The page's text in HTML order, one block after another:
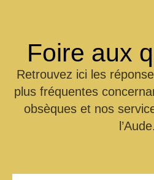
Foire aux
Retrouvez ici les
plus fréquentes
obsèques et nos
l’Aude.